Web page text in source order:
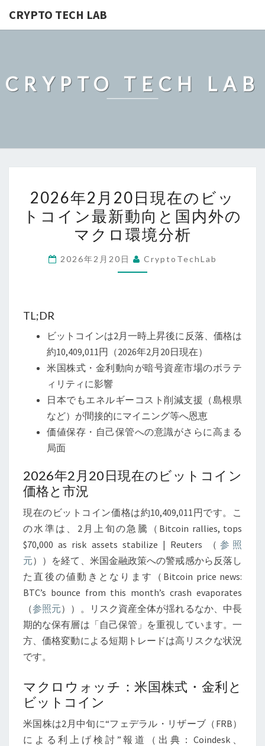
CRYPTO TECH LAB
CRYPTO TECH LAB
年
2
月
日
ト
コ
最
新
向
内
外
マ
ク
環
境
分
2026年2月20日現在のビッ
トコイン最新動向と国内外の
マクロ環境分析
2026年2月20日 CryptoTechLab
TL;DR
ビットコインは2月一時上昇後に反落、価格は
約10,409,011円（2026年2月20日現在）
米国株式・金利動向が暗号資産市場のボラテ
ィリティに影響
日本でもエネルギーコスト削減支援（島根県
など）が間接的にマイニング等へ恩恵
価値保存・自己保管への意識がさらに高まる
局面
2026年2月20日現在のビットコイン
価格と市況
現在のビットコイン価格は約10,409,011円です。こ
の水準は、2月上旬の急騰（Bitcoin rallies, tops
$70,000 as risk assets stabilize | Reuters （ 参照
元））を経て、米国金融政策への警戒感から反落し
た直後の値動きとなります（Bitcoin price news:
BTC’s bounce from this month’s crash evaporates
（参照元））。リスク資産全体が揺れるなか、中長
期的な保有層は「自己保管」を重視しています。一
方、価格変動による短期トレードは高リスクな状況
です。
マクロウォッチ：米国株式・金利と
ビットコイン
米国株は2月中旬に“フェデラル・リザーブ（FRB）
による利上げ検討”報道（出典：Coindesk、